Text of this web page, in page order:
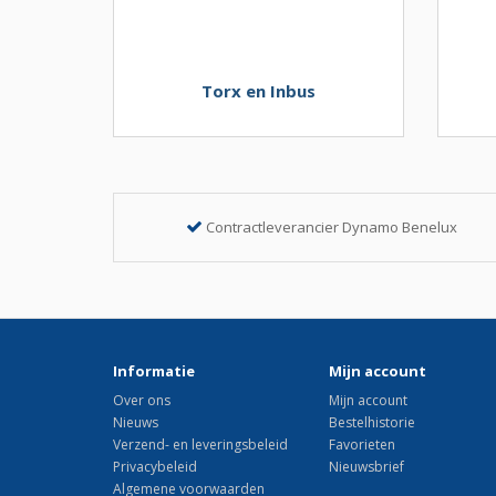
Torx en Inbus
Contractleverancier Dynamo Benelux
Informatie
Over ons
Nieuws
Verzend- en leveringsbeleid
Privacybeleid
Algemene voorwaarden
Mijn account
Mijn account
Bestelhistorie
Favorieten
Nieuwsbrief